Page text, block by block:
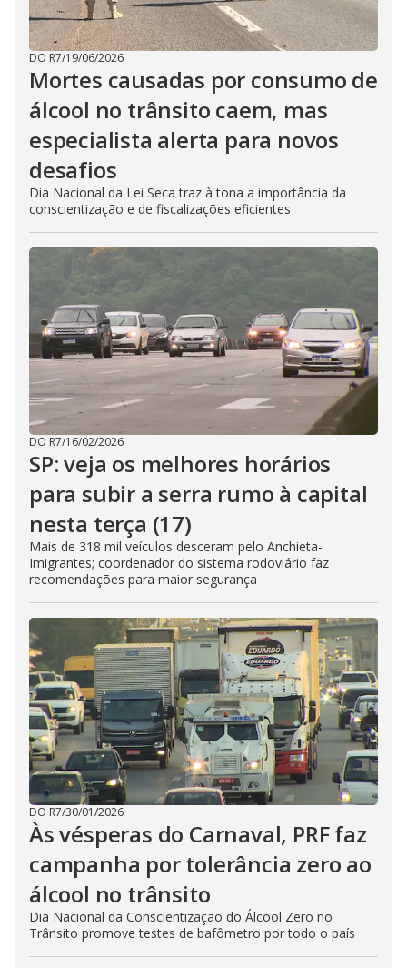
DO R7/19/06/2026
Mortes causadas por consumo de
álcool no trânsito caem, mas
especialista alerta para novos
desafios
Dia Nacional da Lei Seca traz à tona a importância da
conscientização e de fiscalizações eficientes
DO R7/16/02/2026
SP: veja os melhores horários
para subir a serra rumo à capital
nesta terça (17)
Mais de 318 mil veículos desceram pelo Anchieta-
Imigrantes; coordenador do sistema rodoviário faz
recomendações para maior segurança
DO R7/30/01/2026
Às vésperas do Carnaval, PRF faz
campanha por tolerância zero ao
álcool no trânsito
Dia Nacional da Conscientização do Álcool Zero no
Trânsito promove testes de bafômetro por todo o país